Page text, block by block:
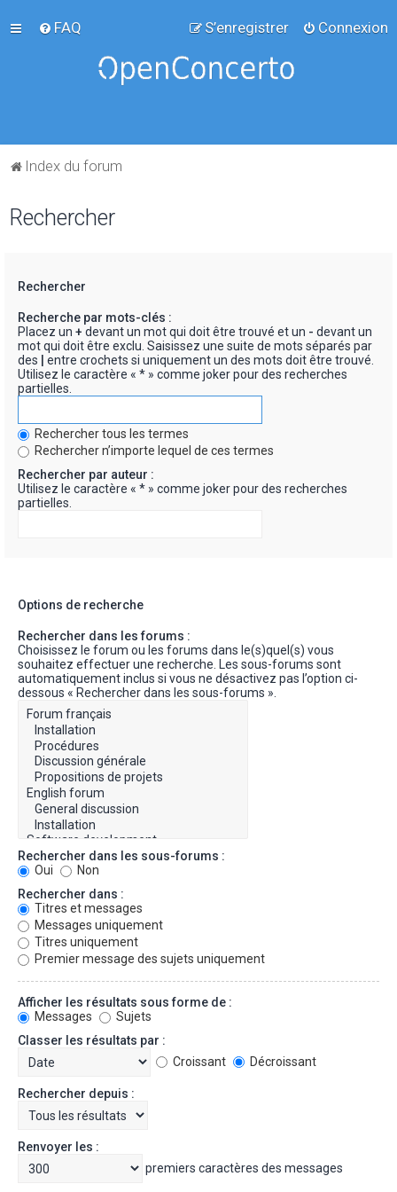
FAQ Connexion
S’enregistrer
Index du forum
Rechercher
Rechercher
Recherche par mots-clés :
Placez un + devant un mot qui doit être trouvé et un - devant un
mot qui doit être exclu. Saisissez une suite de mots séparés par
des
entre crochets si uniquement un des mots doit être trouvé.
Utilisez le caractère « * » comme joker pour des recherches
partielles.
Rechercher tous les termes
Rechercher n’importe lequel de ces termes
Rechercher par auteur :
Utilisez le caractère « * » comme joker pour des recherches
partielles.
Options de recherche
Rechercher dans les forums :
Choisissez le forum ou les forums dans le(s)quel(s) vous
souhaitez effectuer une recherche. Les sous-forums sont
automatiquement inclus si vous ne désactivez pas l’option ci-
dessous « Rechercher dans les sous-forums ».
Rechercher dans les sous-forums :
Oui
Non
Rechercher dans :
Titres et messages
Messages uniquement
Titres uniquement
Premier message des sujets uniquement
Afficher les résultats sous forme de :
Messages
Sujets
Classer les résultats par :
Croissant
Décroissant
Rechercher depuis :
Renvoyer les :
premiers caractères des messages